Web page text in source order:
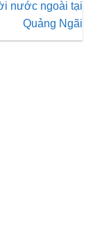
nước ngoài tại
Quảng Ngãi